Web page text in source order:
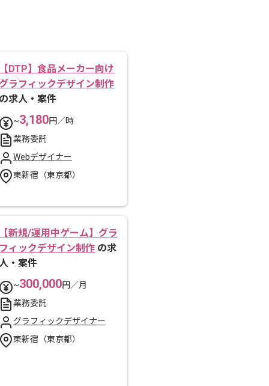
DTP】食品メーカー向け
ラフィックデザイン制作
求人・案件
~3,180円／時
業務委託
Webデザイナー
東新宿（東京都）
新規/運用中ゲーム】グラ
ィックデザイン制作 の求
・案件
~300,000円／月
業務委託
グラフィックデザイナー
東新宿（東京都）